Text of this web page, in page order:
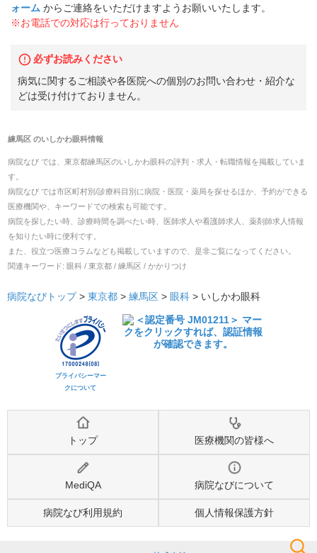
ォーム からご連絡をいただけますようお願いいたします。
※お電話での対応は行っておりません
必ずお読みください
病気に関するご相談や各医院への個別のお問い合わせ・紹介な
どは受け付けておりません。
練馬区 のいしかわ眼科情報
病院なび では、 東京都練馬区のいしかわ眼科の評判・求人・転職情報を掲載していま
す。
病院なび では市区町村別/診療科目別に病院・医院・薬局を探せるほか、予約ができる
医療機関や、キーワードでの検索も可能です。
病院を探したい時、診療時間を調べたい時、医師求人や看護師求人、薬剤師求人情報
を知りたい時に便利です。
また、役立つ医療コラムなども掲載していますので、是非ご覧になってください。
関連キーワード: 眼科 / 東京都 / 練馬区 / かかりつけ
病院なびトップ > 東京都 > 練馬区 > 眼科 > いしかわ眼科
プライバシーマー
クについて
トップ 医療機関の皆様へ
MediQA 病院なびについて
病院なび利用規約 個人情報保護方針